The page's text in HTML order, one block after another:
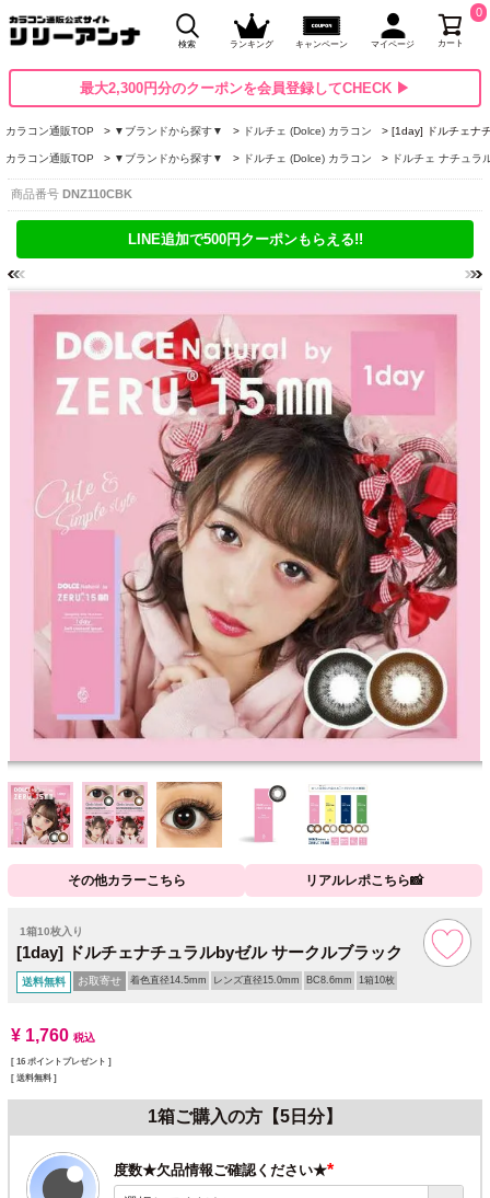
検索 ランキング キャンペーン マイページ カート
0
最大2,300円分のクーポンを会員登録してCHECK ▶
カラコン通販TOP ▼ブランドから探す▼ ドルチェ (Dolce) カラコン [1day] ドルチェナ
カラコン通販TOP ▼ブランドから探す▼ ドルチェ (Dolce) カラコン ドルチェ ナチュラ
商品番号 DNZ110CBK
LINE追加で500円クーポンもらえる!!
その他カラーこちら リアルレポこちら📸
1箱10枚入り
[1day] ドルチェナチュラルbyゼル サークルブラック
送料無料 お取寄せ 着色直径14.5mm レンズ直径15.0mm BC8.6mm 1箱10枚
¥ 1,760 税込
[ 16 ポイントプレゼント ]
送料無料
1箱ご購入の方【5日分】
度数★欠品情報ご確認ください★
(必